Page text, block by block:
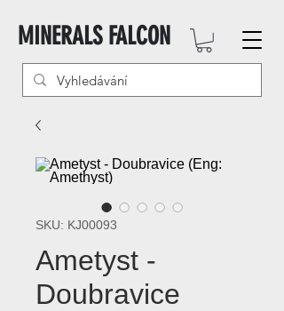
MINERALS FALCON
SKU: KJ00093
Ametyst -
Doubravice